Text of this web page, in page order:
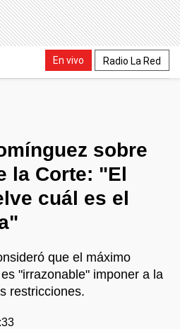
En vivo Radio La Red
sobre
la Corte: "El
cuál es el
que el máximo
"irrazonable" imponer a la
restricciones.